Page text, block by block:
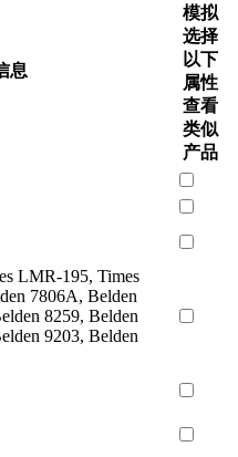
息
模拟
选择
以下
属性
查看
类似
产品
LMR-195, Times
7806A, Belden
8259, Belden
9203, Belden